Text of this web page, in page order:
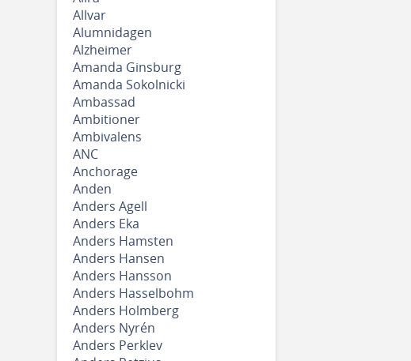
Allvar
Alumnidagen
Alzheimer
Amanda Ginsburg
Amanda Sokolnicki
Ambassad
Ambitioner
Ambivalens
ANC
Anchorage
Anden
Anders Agell
Anders Eka
Anders Hamsten
Anders Hansen
Anders Hansson
Anders Hasselbohm
Anders Holmberg
Anders Nyrén
Anders Perklev